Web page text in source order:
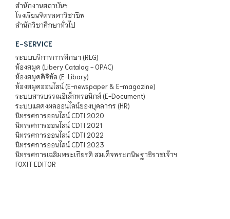
สำนักงานสถาบันฯ
โรงเรียนจิตรลดาวิชาชีพ
สำนักวิชาศึกษาทั่วไป
E-SERVICE
ระบบบริการการศึกษา (REG)
ห้องสมุด (Libery Catalog - OPAC)
ห้องสมุดดิจิทัล (E-Libary)
ห้องสมุดออนไลน์ (E-newspaper & E-magazine)
ระบบสารบรรณอิเล็กทรอนิกส์ (E-Document)
ระบบแสดงผลออนไลน์ของบุคลากร (HR)
นิทรรศการออนไลน์ CDTI 2020
นิทรรศการออนไลน์ CDTI 2021
นิทรรศการออนไลน์ CDTI 2022
นิทรรศการออนไลน์ CDTI 2023
นิทรรศการเฉลิมพระเกียรติ สมเด็จพระกนิษฐาธิราชเจ้าฯ
FOXIT EDITOR